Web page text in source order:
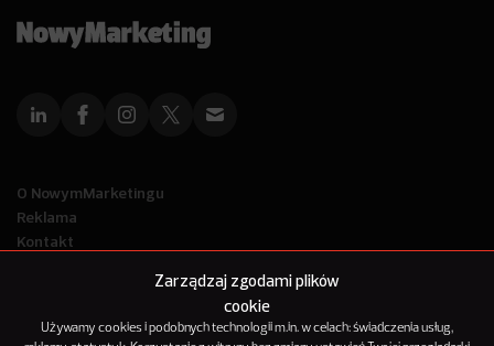
Zarządzaj zgodami plików
cookie
Używamy cookies i podobnych technologii m.in. w celach: świadczenia usług,
O NowymMarketingu
Reklama
Kontakt